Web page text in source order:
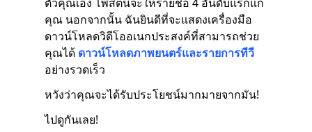
คุณ นอกจากนั้น ฉันยินดีที่จะแสดงเครื่องมือ
ดาวน์โหลดวิดีโออเนกประสงค์ที่สามารถช่วย
คุณได้ ดาวน์โหลดภาพยนตร์และรายการทีวี
อย่างรวดเร็ว
หวังว่าคุณจะได้รับประโยชน์มากมายจากมัน!
ไปดูกันเลย!